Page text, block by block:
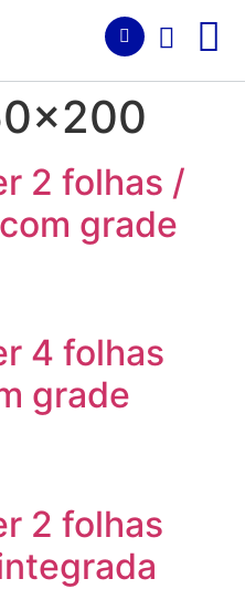
2 folhas /
grade
4 folhas
grade
2 folhas